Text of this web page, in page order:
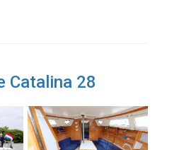
Catalina 28